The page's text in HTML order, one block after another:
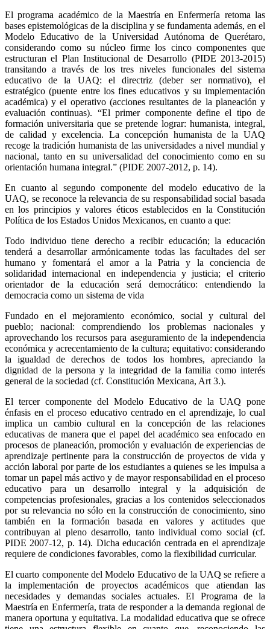
El programa académico de la Maestría en Enfermería retoma las
bases epistemológicas de la disciplina y se fundamenta además, en el
Modelo Educativo de la Universidad Autónoma de Querétaro,
considerando como su núcleo firme los cinco componentes que
estructuran el Plan Institucional de Desarrollo (PIDE 2013-2015)
transitando a través de los tres niveles funcionales del sistema
educativo de la UAQ: el directriz (deber ser normativo), el
estratégico (puente entre los fines educativos y su implementación
académica) y el operativo (acciones resultantes de la planeación y
evaluación continuas). “El primer componente define el tipo de
formación universitaria que se pretende lograr: humanista, integral,
de calidad y excelencia. La concepción humanista de la UAQ
recoge la tradición humanista de las universidades a nivel mundial y
nacional, tanto en su universalidad del conocimiento como en su
orientación humana integral.” (PIDE 2007-2012, p. 14).
En cuanto al segundo componente del modelo educativo de la
UAQ, se reconoce la relevancia de su responsabilidad social basada
en los principios y valores éticos establecidos en la Constitución
Política de los Estados Unidos Mexicanos, en cuanto a que:
Todo individuo tiene derecho a recibir educación; la educación
tenderá a desarrollar armónicamente todas las facultades del ser
humano y fomentará el amor a la Patria y la conciencia de
solidaridad internacional en independencia y justicia; el criterio
orientador de la educación será democrático: entendiendo la
democracia como un sistema de vida
Fundado en el mejoramiento económico, social y cultural del
pueblo; nacional: comprendiendo los problemas nacionales y
aprovechando los recursos para aseguramiento de la independencia
económica y acrecentamiento de la cultura; equitativo: considerando
la igualdad de derechos de todos los hombres, apreciando la
dignidad de la persona y la integridad de la familia como interés
general de la sociedad (cf. Constitución Mexicana, Art 3.).
El tercer componente del Modelo Educativo de la UAQ pone
énfasis en el proceso educativo centrado en el aprendizaje, lo cual
implica un cambio cultural en la concepción de las relaciones
educativas de manera que el papel del académico sea enfocado en
procesos de planeación, promoción y evaluación de experiencias de
aprendizaje pertinente para la construcción de proyectos de vida y
acción laboral por parte de los estudiantes a quienes se les impulsa a
tomar un papel más activo y de mayor responsabilidad en el proceso
educativo para un desarrollo integral y la adquisición de
competencias profesionales, gracias a los contenidos seleccionados
por su relevancia no sólo en la construcción de conocimiento, sino
también en la formación basada en valores y actitudes que
contribuyan al pleno desarrollo, tanto individual como social (cf.
PIDE 2007-12, p. 14). Dicha educación centrada en el aprendizaje
requiere de condiciones favorables, como la flexibilidad curricular.
El cuarto componente del Modelo Educativo de la UAQ se refiere a
la implementación de proyectos académicos que atiendan las
necesidades y demandas sociales actuales. El Programa de la
Maestría en Enfermería, trata de responder a la demanda regional de
manera oportuna y equitativa. La modalidad educativa que se ofrece